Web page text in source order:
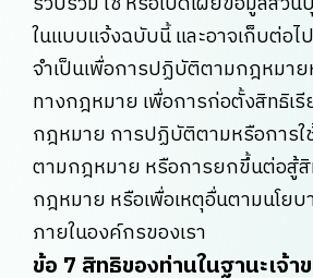
ในแบบแจ้งฉบับนี้ และอาจเก็บต่อไ
จำเป็นเพื่อการปฏิบัติตามกฎหมา
ทางกฎหมาย เพื่อการก่อตั้งสิทธิเ
กฎหมาย การปฏิบัติตามหรือการใ
ตามกฎหมาย หรือการยกขึ้นต่อสู้สิ
กฎหมาย หรือเพื่อเหตุอื่นตามนโย
ภายในองค์กรของเรา
ข้อ 7 สิทธิของท่านในฐานะเจ้า